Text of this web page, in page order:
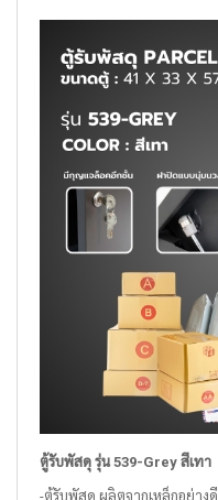
ตู้รับพัสดุ รุ่น 539-Grey สีเทา
-ตู้รับพัสดุ ผลิตจากเหล็กอย่างดี